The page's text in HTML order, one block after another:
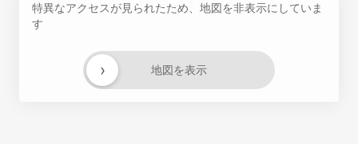
特異なアクセスが見られたため、地図を非表示にしていま
す
地図を表示
›